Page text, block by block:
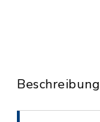
Beschreibung